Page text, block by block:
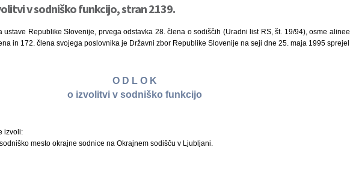
v sodniško funkcijo, stran 2139.
ustave Republike Slovenije, prvega odstavka 28. člena o sodiščih (Uradni list RS, št. 19/94), osme alinee
in 172. člena svojega poslovnika je Državni zbor Republike Slovenije na seji dne 25. maja 1995 sprejel
O D L O K
o izvolitvi v sodniško funkcijo
izvoli:
mesto okrajne sodnice na Okrajnem sodišču v Ljubljani.